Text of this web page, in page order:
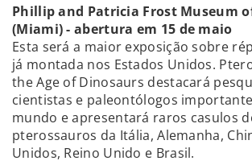
Phillip and Patricia Frost Museum
(Miami) - abertura em 15 de maio
Esta será a maior exposição sobre
já montada nos Estados Unidos.
the Age of Dinosaurs destacará
cientistas e paleontólogos
mundo e apresentará raros casulos
pterossauros da Itália, Alemanha,
Unidos, Reino Unido e Brasil.